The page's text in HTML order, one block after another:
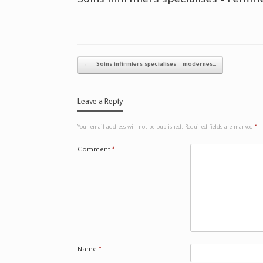
Post navigation
← Soins infirmiers spécialisés – modernes…
Leave a Reply
Your email address will not be published. Required fields are marked *
Comment *
Name *